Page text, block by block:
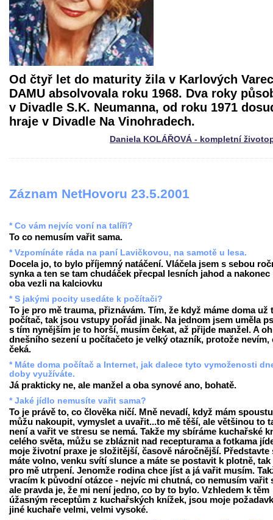
Od čtyř let do maturity žila v Karlových
DAMU absolvovala roku 1968. Dva roky
v Divadle S.K. Neumanna, od roku 1971
hraje v Divadle Na Vinohradech.
Daniela KOLÁŘOVÁ - kompletní
Záznam NetHovoru 23.5.2001
* Co vám nejvíc voní na talíři?
To co nemusím vařit sama.
* Vzpomínáte ráda na paní Lavičkovou, na samotě u lesa.
Docela jo, to bylo příjemný natáčení. Vláčela jsem s sebou
synka a ten se tam chudáček přecpal lesních jahod a nakonec
oba vezli na kalciovku
* S jakými pocity usedáte k počítači?
To je pro mě trauma, přiznávám. Tím, že když máme doma už
počítač, tak jsou vstupy pořád jinak. Na jednom jsem uměla
s tím nynějším je to horší, musím čekat, až přijde manžel. A
dnešního sezení u počítačeto je velký otazník, protože nevím,
čeká.
* Máte doma počítač a Internet, jak dalece tyto vymoženosti
doby využíváte.
Já prakticky ne, ale manžel a oba synové ano, bohatě.
* Jaké jídlo nemusíte vařit sama?
To je právě to, co člověka ničí. Mně nevadí, když mám
můžu nakoupit, vymyslet a uvařit...to mě těší, ale většinou to
není a vařit ve stresu se nemá. Takže my sbíráme kuchařské
celého světa, můžu se zbláznit nad recepturama a fotkama
moje životní praxe je složitější, časově náročnější. Představte
máte volno, venku svítí slunce a máte se postavit k plotně, tak
pro mě utrpení. Jenomže rodina chce jíst a já vařit musím.
vracím k původní otázce - nejvíc mi chutná, co nemusím vařit
ale pravda je, že mi není jedno, co by to bylo. Vzhledem k těm
úžasným receptům z kuchařských knížek, jsou moje
jiné kuchaře velmi, velmi vysoké.